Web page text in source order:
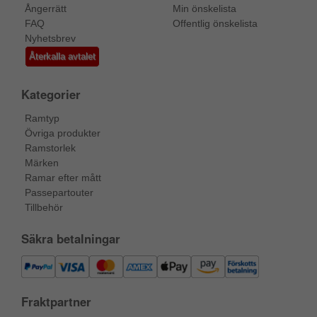
Ångerrätt
FAQ
Nyhetsbrev
Återkalla avtalet
Min önskelista
Offentlig önskelista
Kategorier
Ramtyp
Övriga produkter
Ramstorlek
Märken
Ramar efter mått
Passepartouter
Tillbehör
Säkra betalningar
Fraktpartner